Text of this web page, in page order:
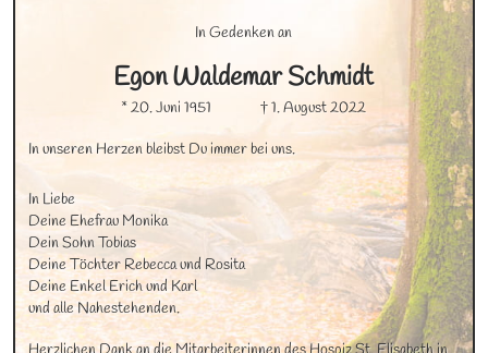
In Gedenken an
Egon WaldemarSchmidt
* 20. Juni 1951 † 1. August 2022
In unseren Herzen bleibst Du immer bei uns.
In Liebe
Deine Ehefrau Monika
Dein Sohn Tobias
Deine Töchter Rebecca und Rosita
Deine Enkel Erich und Karl
und alle Nahestehenden.